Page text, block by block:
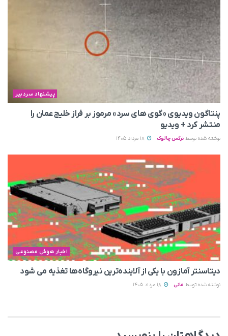
پیشنهاد سردبیر
پنتاگون ویدیوی «گوی های سرد» مرموز بر فراز خلیج عمان را
منتشر کرد + ویدیو
نوشته شده توسط نرگس چالوک
اخبار هوش مصنوعی
دیتاسنتر آمازون با یکی از آلاینده‌ترین نیروگاه‌ها تغذیه می‌ شود
نوشته شده توسط مانی